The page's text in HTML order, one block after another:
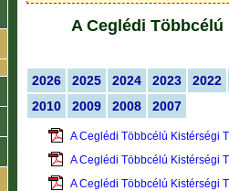
A Ceglédi
2026 2025 2024 2023
2022
2010
2009 2008 2007
A Ceglédi Többcélú Kistérségi
A Ceglédi Többcélú Kistérségi
A Ceglédi Többcélú Kistérségi